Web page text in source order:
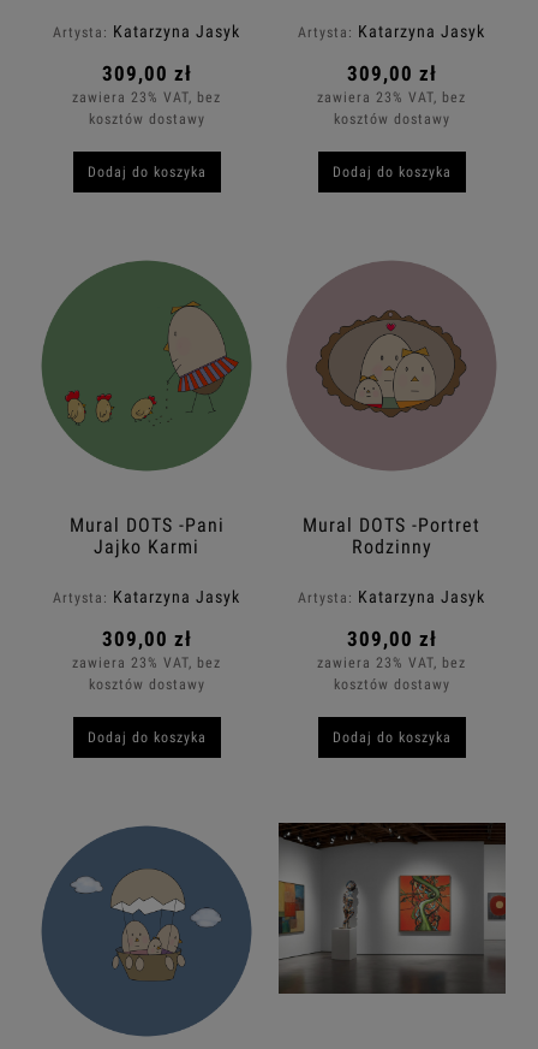
Artysta: Katarzyna Jasyk
309,00 zł
zawiera 23% VAT, bez
kosztów dostawy
Dodaj do koszyka
Artysta: Katarzyna Jasyk
309,00 zł
zawiera 23% VAT, bez
kosztów dostawy
Dodaj do koszyka
Mural DOTS -Pani
Jajko Karmi
Artysta: Katarzyna Jasyk
309,00 zł
zawiera 23% VAT, bez
kosztów dostawy
Dodaj do koszyka
Mural DOTS -Portret
Rodzinny
Artysta: Katarzyna Jasyk
309,00 zł
zawiera 23% VAT, bez
kosztów dostawy
Dodaj do koszyka